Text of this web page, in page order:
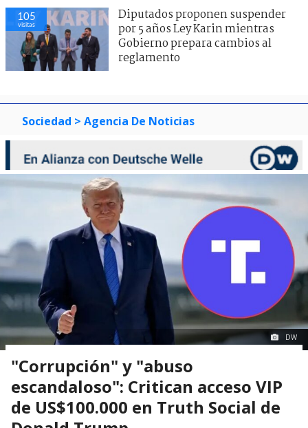
105
visitas
Diputados proponen suspender
por 5 años Ley Karin mientras
Gobierno prepara cambios al
reglamento
Sociedad > Agencia De Noticias
DW
"Corrupción" y "abuso
escandaloso": Critican acceso VIP
de US$100.000 en Truth Social de